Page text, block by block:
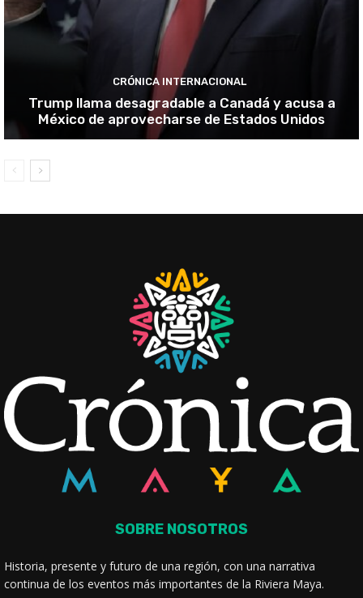
CRÓNICA INTERNACIONAL
Trump llama desagradable a Canadá y acusa a
México de aprovecharse de Estados Unidos
SOBRE NOSOTROS
Historia, presente y futuro de una región, con una narrativa
continua de los eventos más importantes de la Riviera Maya.